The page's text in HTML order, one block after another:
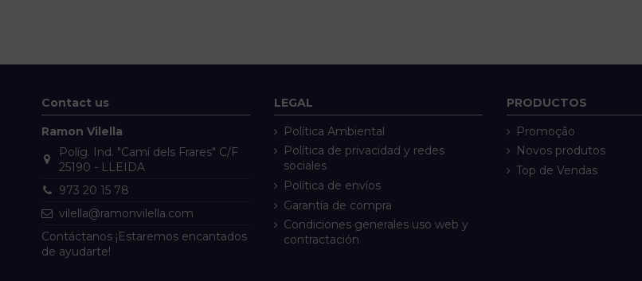
Contact us
Ramon Vilella
Políg. Ind. "Camí dels Frares" C/F
25190 - LLEIDA
973 20 15 78
vilella@ramonvilella.com
Contáctanos ¡Estaremos encantados
de ayudarte!
LEGAL
Política Ambiental
Política de privacidad y redes
sociales
Política de envíos
Garantía de compra
Condiciones generales uso web y
contractación
PRODUCTOS
Promoção
Novos produtos
Top de Vendas